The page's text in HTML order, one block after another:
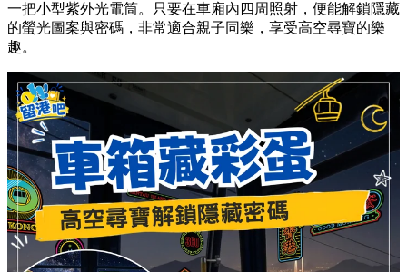
一把小型紫外光電筒。只要在車廂內四周照射，便能解鎖隱藏
的螢光圖案與密碼，非常適合親子同樂，享受高空尋寶的樂
趣。